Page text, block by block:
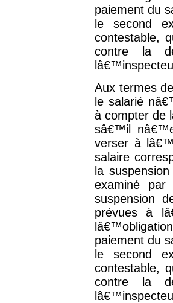
paiement du
le second
contestable,
contre la
Aux termes
le salarié
à compter de
sâ€™il
verser à
salaire
la
examiné
suspension
prévues à
paiement du
le second
contestable,
contre la